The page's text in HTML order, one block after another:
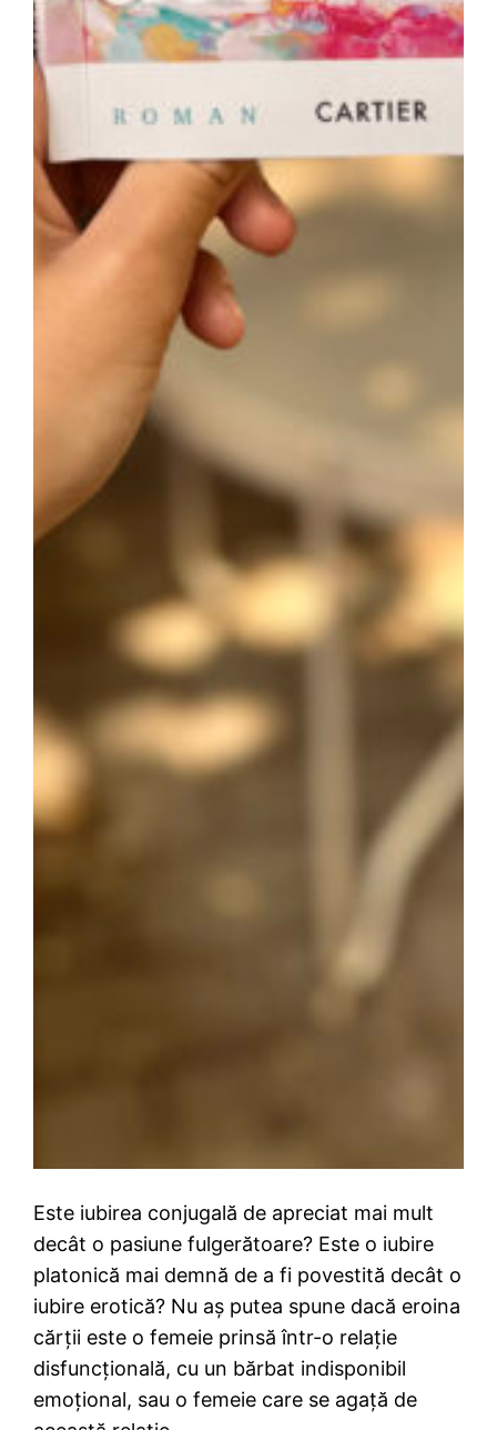
Este iubirea conjugală de apreciat mai mult
decât o pasiune fulgerătoare? Este o iubire
platonică mai demnă de a fi povestită decât o
iubire erotică? Nu aș putea spune dacă eroina
cărții este o femeie prinsă într-o relație
disfuncțională, cu un bărbat indisponibil
emoțional, sau o femeie care se agață de